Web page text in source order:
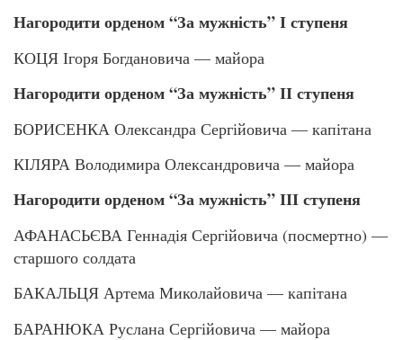
Нагородити орденом “За мужність” І ступеня
КОЦЯ Ігоря Богдановича — майора
Нагородити орденом “За мужність” ІІ ступеня
БОРИСЕНКА Олександра Сергійовича — капітана
КІЛЯРА Володимира Олександровича — майора
Нагородити орденом “За мужність” ІІІ ступеня
АФАНАСЬЄВА Геннадія Сергійовича (посмертно) —
старшого солдата
БАКАЛЬЦЯ Артема Миколайовича — капітана
БАРАНЮКА Руслана Сергійовича — майора